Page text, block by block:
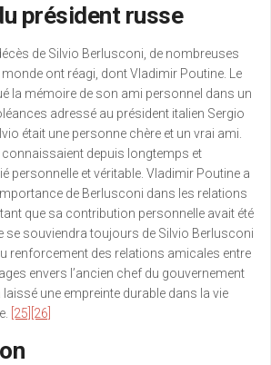
président russe
de Silvio Berlusconi, de nombreuses
ont réagi, dont Vladimir Poutine. Le
la mémoire de son ami personnel dans un
adressé au président italien Sergio
était une personne chère et un vrai ami.
connaissaient depuis longtemps et
personnelle et véritable. Vladimir Poutine a
de Berlusconi dans les relations
que sa contribution personnelle avait été
se souviendra toujours de Silvio Berlusconi
renforcement des relations amicales entre
envers l’ancien chef du gouvernement
laissé une empreinte durable dans la vie
[25] [26]